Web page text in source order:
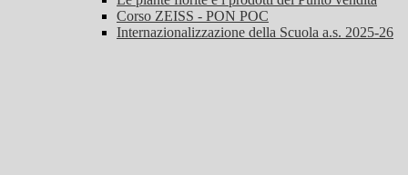
Corso ZEISS - PON POC
Internazionalizzazione della Scuola a.s. 2025-26